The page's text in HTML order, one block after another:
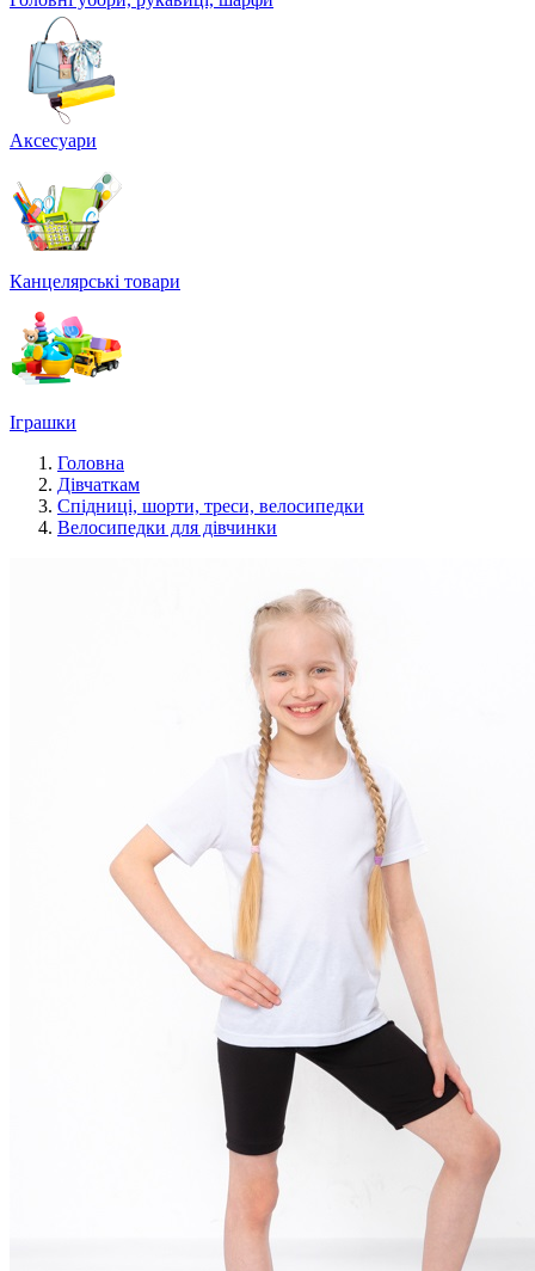
Аксесуари
Канцелярські товари
Іграшки
Головна
Дівчаткам
Спідниці, шорти, треси, велосипедки
Велосипедки для дівчинки